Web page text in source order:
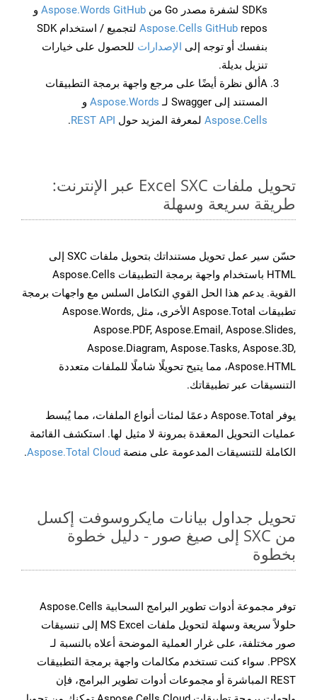
SDKs لشفرة مصدر Go من
Aspose.Words GitHub و
Aspose.Cells GitHub
repos لتجميع / استخدام SDK
بنفسك أو توجه إلى الإصدارات للحصول على خيارات
تنزيل بديلة.
Aألق نظرة أيضًا على مرجع واجهة برمجة التطبيقات
المستند إلى Swagger لـ
Aspose.Words و
Aspose.Cells لمعرفة المزيد حول REST API
.
تحويل ملفات Excel SXC عبر الإنترنت:
طريقة سريعة وسهلة
حسّن سير عمل تحويل مستنداتك بتحويل ملفات SXC إلى
HTML باستخدام واجهة برمجة التطبيقات Aspose.Cells
القوية. يدعم هذا الحل القوي التكامل السلس مع واجهات برمجة
تطبيقات Aspose.Total الأخرى، مثل Aspose.Words,
Aspose.PDF, Aspose.Email, Aspose.Slides,
Aspose.Diagram, Aspose.Tasks, Aspose.3D,
Aspose.HTML، مما يتيح تحويلًا شاملًا للملفات متعددة
التنسيقات عبر تطبيقاتك.
يوفر Aspose.Total دعمًا لمئات أنواع الملفات، مما يُبسط
عمليات التحويل المعقدة بمرونة لا مثيل لها. استكشف القائمة
الكاملة للتنسيقات المدعومة على منصة Aspose.Total Cloud
.
تحويل جداول بيانات مايكروسوفت إكسل
من SXC إلى صيغ صور - دليل خطوة
بخطوة
توفر مجموعة أدوات تطوير البرامج السحابية Aspose.Cells
حلولاً سريعة وسهلة لتحويل ملفات MS Excel إلى تنسيقات
صور مختلفة، على غرار العملية الموضحة أعلاه بالنسبة لـ
PPSX. سواء كنت تستخدم مكالمات واجهة برمجة التطبيقات
REST المباشرة أو مجموعات أدوات تطوير البرامج، فإن